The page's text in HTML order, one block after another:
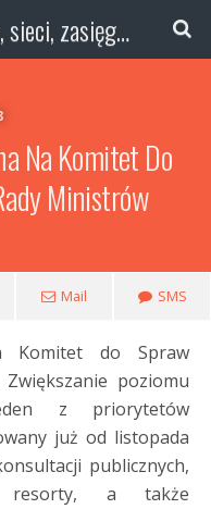
gsm.biz.pl - informacje, sieci, zasięg technologie
Na Komitet Do
Ministrów
Mail SMS
Komitet do Spraw
poziomu
z priorytetów
już od listopada
publicznych,
resorty, a także